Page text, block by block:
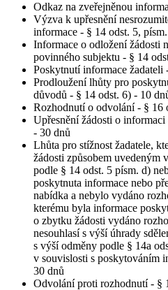
Odkaz na zveřejněnou
Výzva k upřesnění
informace - § 14 odst. 5,
Informace o odložení žádosti
povinného subjektu - § 14
Poskytnutí informace žadateli
Prodloužení lhůty pro
důvodů - § 14 odst. 6) - 10
Rozhodnutí o odvolání - § 16
Upřesnění žádosti o
- 30 dnů
Lhůta pro stížnost žadatele,
žádosti způsobem
podle § 14 odst. 5 písm. d)
poskytnuta informace nebo
nabídka a nebylo vydáno
kterému byla informace
o zbytku žádosti vydáno
nesouhlasí s výší úhrady
s výší odměny podle § 14a
v souvislosti s poskytováním
30 dnů
Odvolání proti rozhodnutí - §